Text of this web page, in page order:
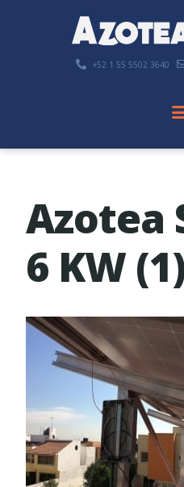
+52 1 55 5502 3640
Azotea
6 KW (1)